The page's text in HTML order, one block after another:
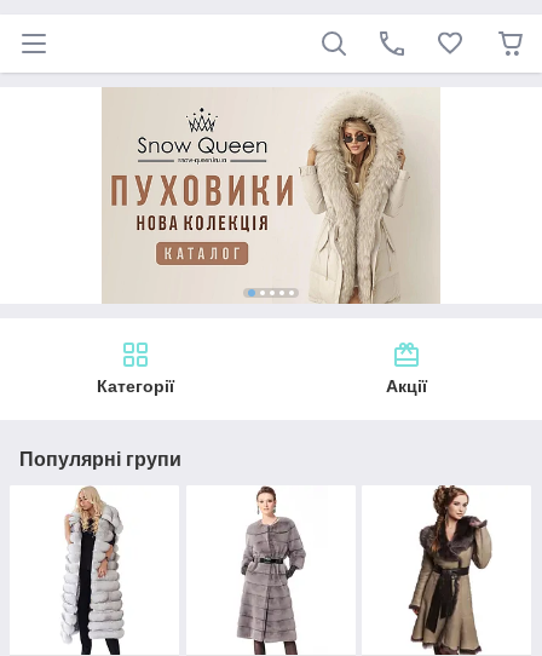
Категорії Акції
Популярні групи